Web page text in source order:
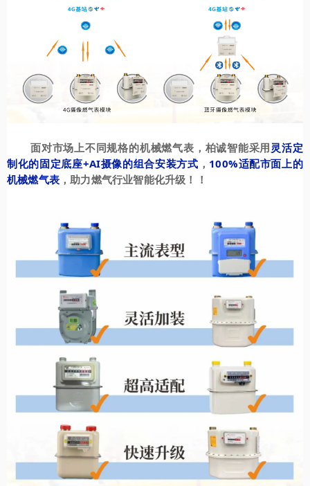
面对市场上不同规格的机械燃气表，柏诚智能采用灵活定
制化的固定底座+AI摄像的组合安装方式 ， 100%适配市面上的
机械燃气表 ，助力燃气行业智能化升级！ ！